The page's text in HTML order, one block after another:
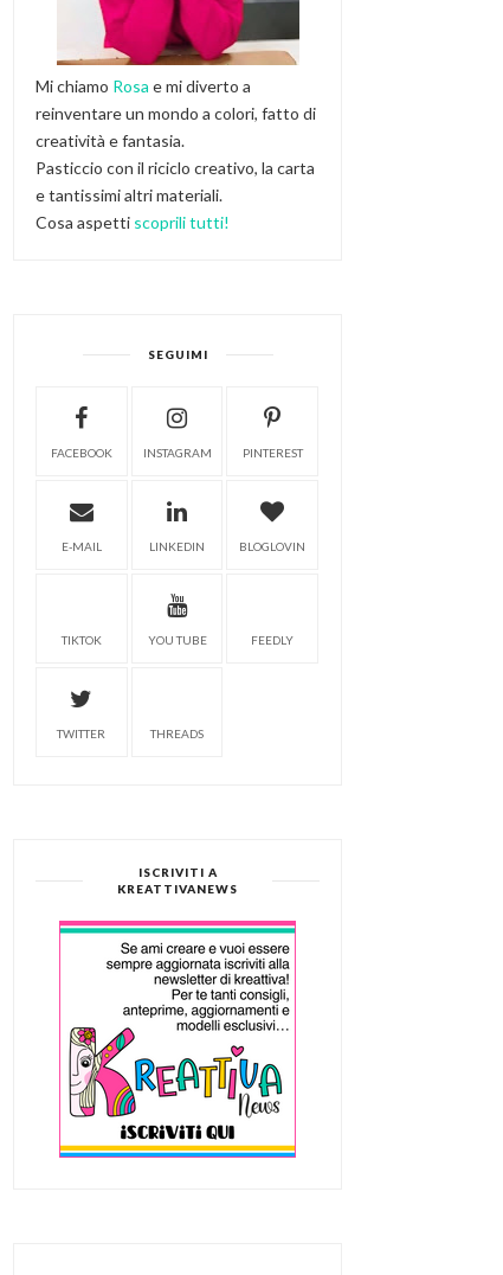
Mi chiamo Rosa e mi diverto a
reinventare un mondo a colori, fatto di
creatività e fantasia.
Pasticcio con il riciclo creativo, la carta
e tantissimi altri materiali.
Cosa aspetti scoprili tutti!
SEGUIMI
FACEBOOK INSTAGRAM PINTEREST
E-MAIL LINKEDIN BLOGLOVIN
TIKTOK YOU TUBE FEEDLY
TWITTER THREADS
ISCRIVITI A
KREATTIVANEWS